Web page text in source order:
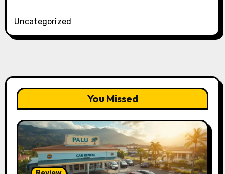
Uncategorized
You Missed